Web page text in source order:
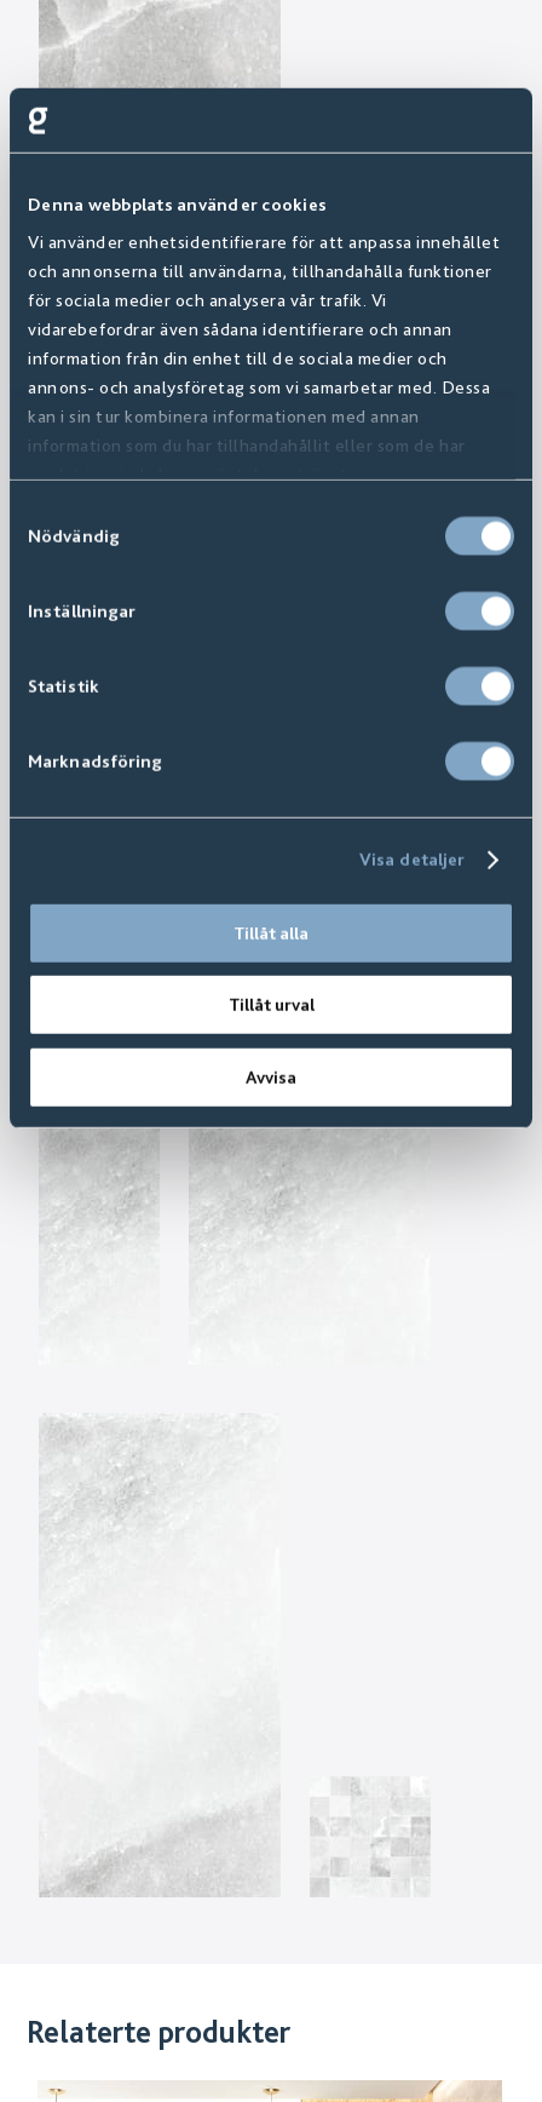
Denna webbplats använder cookies
Vi använder enhetsidentifierare för att anpassa innehållet
och annonserna till användarna, tillhandahålla funktioner
för sociala medier och analysera vår trafik. Vi
vidarebefordrar även sådana identifierare och annan
information från din enhet till de sociala medier och
annons- och analysföretag som vi samarbetar med. Dessa
kan i sin tur kombinera informationen med annan
information som du har tillhandahållit eller som de har
samlat in när du har använt deras tjänster.
Nödvändig
Inställningar
Statistik
Marknadsföring
Visa detaljer
Tillåt alla
Tillåt urval
Avvisa
Relaterte produkter